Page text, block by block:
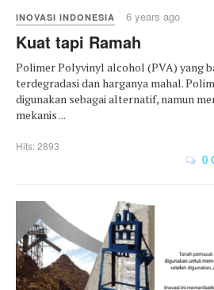
INOVASI INDONESIA 6 years ago
Kuat tapi Ramah
Polimer Polyvinyl alcohol (PVA) yang
terdegradasi dan harganya mahal.
digunakan sebagai alternatif, namun
mekanis ...
Hits: 2893
0